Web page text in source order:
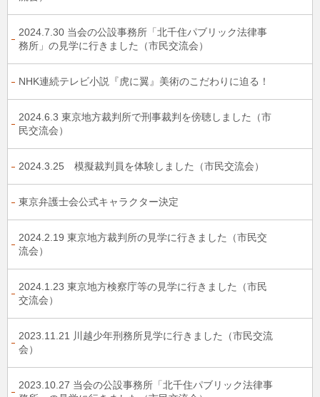
2024.7.30 当会の公設事務所「北千住パブリック法律事
務所」の見学に行きました（市民交流会）
NHK連続テレビ小説『虎に翼』美術のこだわりに迫る！
2024.6.3 東京地方裁判所で刑事裁判を傍聴しました（市
民交流会）
2024.3.25 模擬裁判員を体験しました（市民交流会）
東京弁護士会公式キャラクター決定
2024.2.19 東京地方裁判所の見学に行きました（市民交
流会）
2024.1.23 東京地方検察庁等の見学に行きました（市民
交流会）
2023.11.21 川越少年刑務所見学に行きました（市民交流
会）
2023.10.27 当会の公設事務所「北千住パブリック法律事